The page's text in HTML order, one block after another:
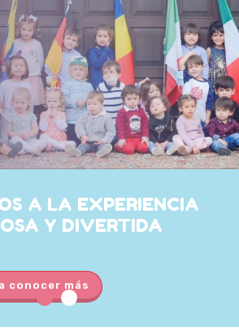
A LA EXPERIENCIA
Y DIVERTIDA
conocer más